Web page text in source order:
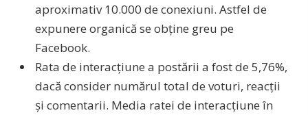
aproximativ 10.000 de conexiuni. Astfel de
expunere organică se obține greu pe
Facebook.
Rata de interacțiune a postării a fost de 5,76%,
dacă consider numărul total de voturi, reacții
și comentarii. Media ratei de interacțiune în